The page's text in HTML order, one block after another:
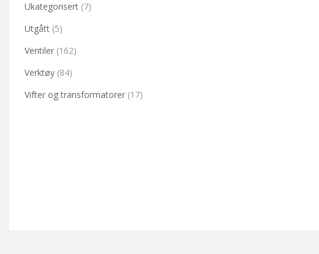
Ukategorisert (7)
Utgått (5)
Ventiler (162)
Verktøy (84)
Vifter og transformatorer (17)